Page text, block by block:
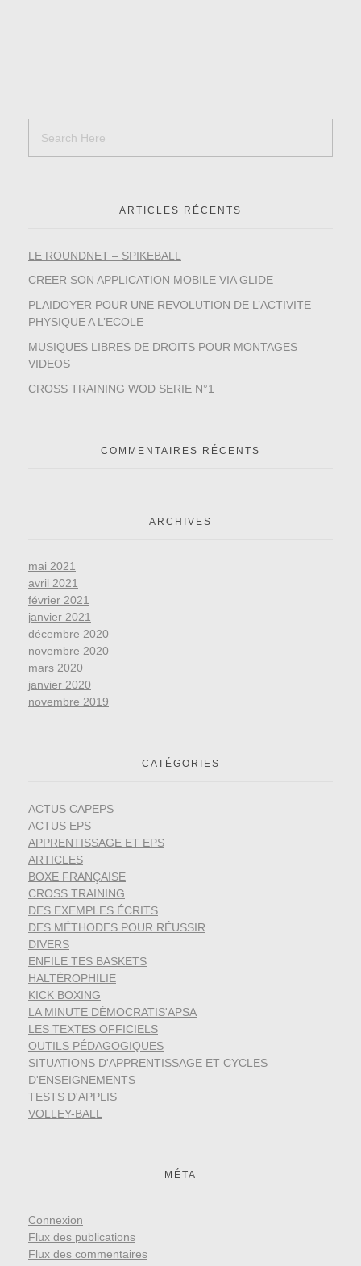
ARTICLES RÉCENTS
LE ROUNDNET – SPIKEBALL
CREER SON APPLICATION MOBILE VIA GLIDE
PLAIDOYER POUR UNE REVOLUTION DE L’ACTIVITE
PHYSIQUE A L’ECOLE
MUSIQUES LIBRES DE DROITS POUR MONTAGES
VIDEOS
CROSS TRAINING WOD SERIE N°1
COMMENTAIRES RÉCENTS
ARCHIVES
mai 2021
avril 2021
février 2021
janvier 2021
décembre 2020
novembre 2020
mars 2020
janvier 2020
novembre 2019
CATÉGORIES
ACTUS CAPEPS
ACTUS EPS
APPRENTISSAGE ET EPS
ARTICLES
BOXE FRANÇAISE
CROSS TRAINING
DES EXEMPLES ÉCRITS
DES MÉTHODES POUR RÉUSSIR
DIVERS
ENFILE TES BASKETS
HALTÉROPHILIE
KICK BOXING
LA MINUTE DÉMOCRATIS'APSA
LES TEXTES OFFICIELS
OUTILS PÉDAGOGIQUES
SITUATIONS D'APPRENTISSAGE ET CYCLES
D'ENSEIGNEMENTS
TESTS D'APPLIS
VOLLEY-BALL
MÉTA
Connexion
Flux des publications
Flux des commentaires